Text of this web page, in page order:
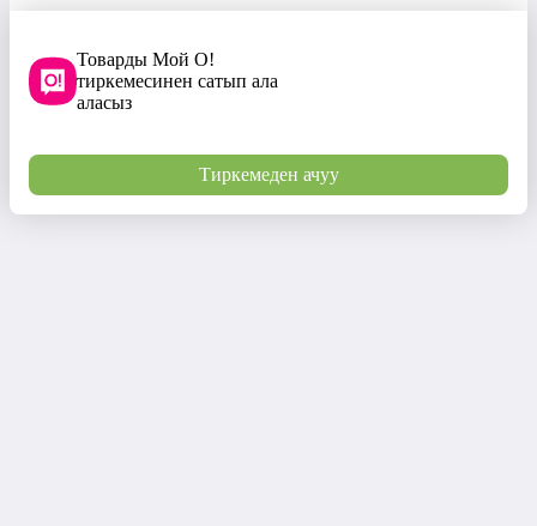
Товарды Мой О!
тиркемесинен сатып ала
аласыз
Тиркемеден ачуу